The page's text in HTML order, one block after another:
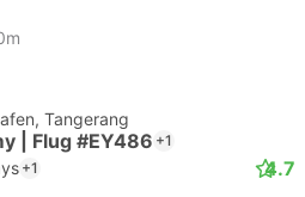
Tangerang
| Flug #EY486 +1
+1 4.7